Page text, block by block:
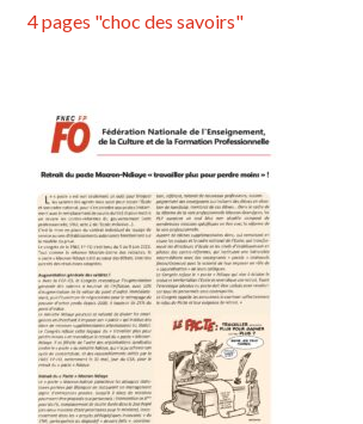
4 pages "choc des savoirs"